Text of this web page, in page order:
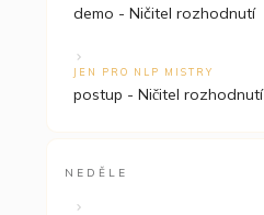
demo - Ničitel rozhodnutí
JEN PRO NLP MISTRY
postup - Ničitel rozhodnutí
NEDĚLE